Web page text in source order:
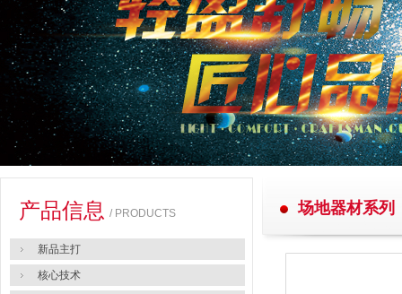
产品信息 / PRODUCTS
新品主打
核心技术
场地器材系列